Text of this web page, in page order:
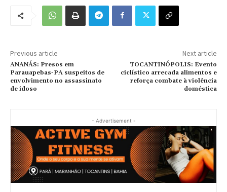
Previous article
ANANÁS: Presos em
Parauapebas-PA suspeitos de
envolvimento no assassinato
de idoso
Next article
TOCANTINÓPOLIS: Evento
ciclístico arrecada alimentos e
reforça combate à violência
doméstica
- Advertisement -